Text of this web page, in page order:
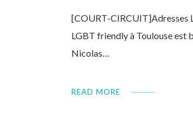
[COURT-CIRCUIT]Adresses
LGBT friendly à Toulouse est
Nicolas…
READ MORE